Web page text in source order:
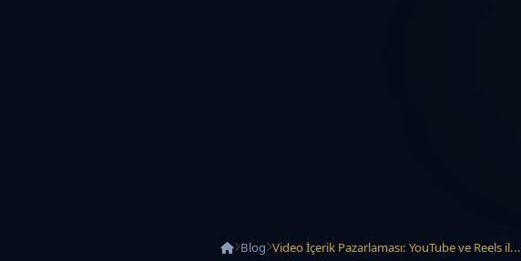
Blog Video İçerik Pazarlaması: YouTube ve Reels il...